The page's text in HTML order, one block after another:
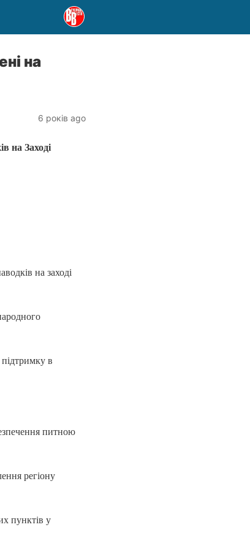
на
6 років ago
на Заході
на заході
в
питною
регіону
пунктів у